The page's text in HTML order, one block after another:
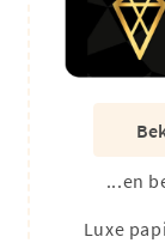
...en
Luxe